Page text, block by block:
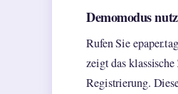
Demomodus
Rufen Sie
zeigt das
Registrierung.